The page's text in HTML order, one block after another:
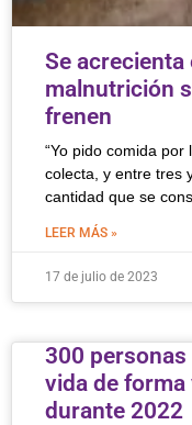
Se
malnutrición
frenen
“Yo pido comida
colecta, y entre tres
cantidad que se
LEER MÁS »
17 de julio de 2023
300
vida de forma
durante 2022